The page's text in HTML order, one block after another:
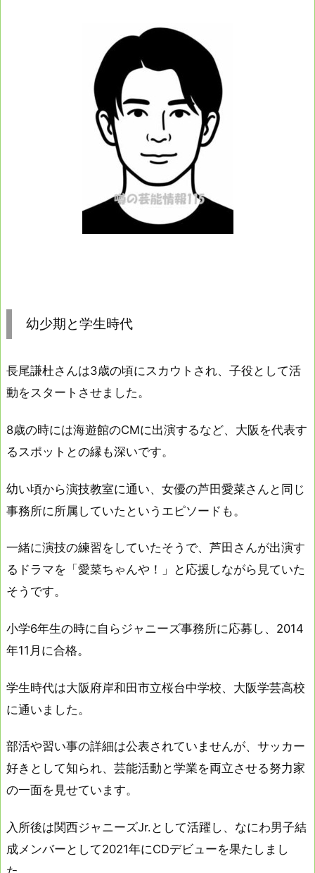
幼少期と学生時代
長尾謙杜さんは3歳の頃にスカウトされ、子役として活
動をスタートさせました。
8歳の時には海遊館のCMに出演するなど、大阪を代表す
るスポットとの縁も深いです。
幼い頃から演技教室に通い、女優の芦田愛菜さんと同じ
事務所に所属していたというエピソードも。
一緒に演技の練習をしていたそうで、芦田さんが出演す
るドラマを「愛菜ちゃんや！」と応援しながら見ていた
そうです。
小学6年生の時に自らジャニーズ事務所に応募し、2014
年11月に合格。
学生時代は大阪府岸和田市立桜台中学校、大阪学芸高校
に通いました。
部活や習い事の詳細は公表されていませんが、サッカー
好きとして知られ、芸能活動と学業を両立させる努力家
の一面を見せています。
入所後は関西ジャニーズJr.として活躍し、なにわ男子結
成メンバーとして2021年にCDデビューを果たしまし